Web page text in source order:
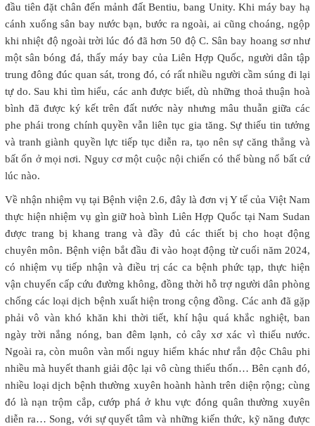
đầu tiên đặt chân đến mảnh đất Bentiu, bang Unity. Khi máy bay hạ
cánh xuống sân bay nước bạn, bước ra ngoài, ai cũng choáng, ngộp
khi nhiệt độ ngoài trời lúc đó đã hơn 50 độ C. Sân bay hoang sơ như
một sân bóng đá, thấy máy bay của Liên Hợp Quốc, người dân tập
trung đông đúc quan sát, trong đó, có rất nhiều người cầm súng đi lại
tự do. Sau khi tìm hiểu, các anh được biết, dù những thoả thuận hoà
bình đã được ký kết trên đất nước này nhưng mâu thuẫn giữa các
phe phái trong chính quyền vẫn liên tục gia tăng. Sự thiếu tin tưởng
và tranh giành quyền lực tiếp tục diễn ra, tạo nên sự căng thẳng và
bất ổn ở mọi nơi. Nguy cơ một cuộc nội chiến có thể bùng nổ bất cứ
lúc nào.
Về nhận nhiệm vụ tại Bệnh viện 2.6, đây là đơn vị Y tế của Việt Nam
thực hiện nhiệm vụ gìn giữ hoà bình Liên Hợp Quốc tại Nam Sudan
được trang bị khang trang và đầy đủ các thiết bị cho hoạt động
chuyên môn. Bệnh viện bắt đầu đi vào hoạt động từ cuối năm 2024,
có nhiệm vụ tiếp nhận và điều trị các ca bệnh phức tạp, thực hiện
vận chuyển cấp cứu đường không, đồng thời hỗ trợ người dân phòng
chống các loại dịch bệnh xuất hiện trong cộng đồng. Các anh đã gặp
phải vô vàn khó khăn khi thời tiết, khí hậu quá khắc nghiệt, ban
ngày trời nắng nóng, ban đêm lạnh, cỏ cây xơ xác vì thiếu nước.
Ngoài ra, còn muôn vàn mối nguy hiểm khác như rắn độc Châu phi
nhiều mà huyết thanh giải độc lại vô cùng thiếu thốn… Bên cạnh đó,
nhiều loại dịch bệnh thường xuyên hoành hành trên diện rộng; cùng
đó là nạn trộm cắp, cướp phá ở khu vực đóng quân thường xuyên
diễn ra… Song, với sự quyết tâm và những kiến thức, kỹ năng được